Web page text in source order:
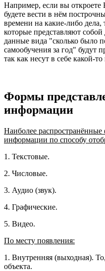
Например, если вы откроете
будете вести в нём
времени на какие-либо дела,
которые представляют
данные вида "сколько было
самообучения за год" будут
так как несут в себе какой-
Формы
информации
Наиболее
информации по способу
1. Текстовые.
2. Числовые.
3. Аудио (звук).
4. Графические.
5. Видео.
По месту появления:
1. Внутренняя (выходная).
объекта.